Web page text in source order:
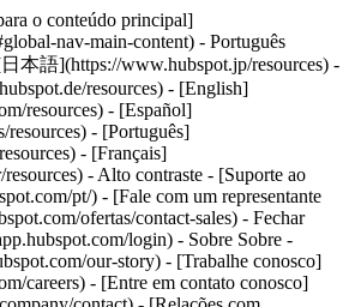
o conteúdo principal]
nav-main-content) - Português
本語](https://www.hubspot.jp/resources) -
resources) - [English]
resources) - [Español]
- [Português]
- [Français]
- Alto contraste - [Suporte ao
pt/) - [Fale com um representante
ofertas/contact-sales) - Fechar
login) - Sobre Sobre -
our-story) - [Trabalhe conosco]
careers) - [Entre em contato conosco]